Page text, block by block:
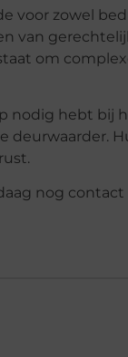
voor zowel
van
om
nodig hebt bij
nog